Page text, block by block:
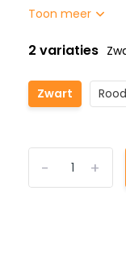
Toon meer
2 variaties
Zwart Rood
+
-